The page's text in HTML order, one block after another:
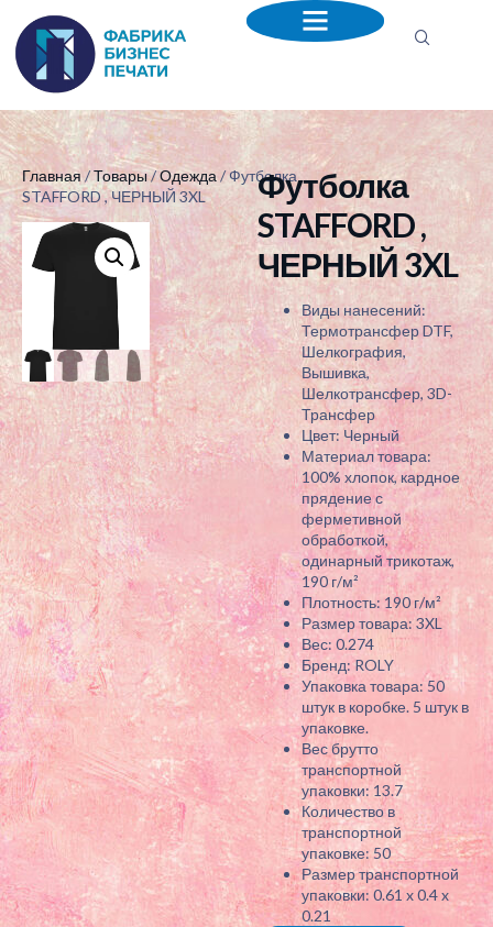
Главная/Товары/Одежда / Футболка
STAFFORD , ЧЕРНЫЙ 3XL
Футболка
STAFFORD ,
ЧЕРНЫЙ 3XL
Виды нанесений:
Термотрансфер DTF,
Шелкография,
Вышивка,
Шелкотрансфер, 3D-
Трансфер
Цвет: Черный
Материал товара:
100% хлопок, кардное
прядение с
ферметивной
обработкой,
одинарный трикотаж,
190 г/м²
Плотность: 190 г/м²
Размер товара: 3XL
Вес: 0.274
Бренд: ROLY
Упаковка товара: 50
штук в коробке. 5 штук в
упаковке.
Вес брутто
транспортной
упаковки: 13.7
Количество в
транспортной
упаковке: 50
Размер транспортной
упаковки: 0.61 x 0.4 x
0.21